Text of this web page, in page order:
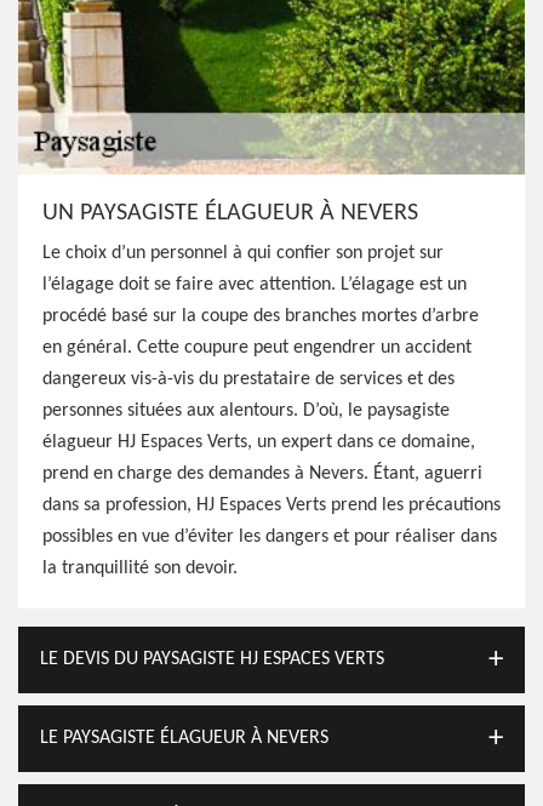
UN PAYSAGISTE ÉLAGUEUR À NEVERS
Le choix d’un personnel à qui confier son projet sur
l’élagage doit se faire avec attention. L’élagage est un
procédé basé sur la coupe des branches mortes d’arbre
en général. Cette coupure peut engendrer un accident
dangereux vis-à-vis du prestataire de services et des
personnes situées aux alentours. D’où, le paysagiste
élagueur HJ Espaces Verts, un expert dans ce domaine,
prend en charge des demandes à Nevers. Étant, aguerri
dans sa profession, HJ Espaces Verts prend les précautions
possibles en vue d’éviter les dangers et pour réaliser dans
la tranquillité son devoir.
LE DEVIS DU PAYSAGISTE HJ ESPACES VERTS
LE PAYSAGISTE ÉLAGUEUR À NEVERS